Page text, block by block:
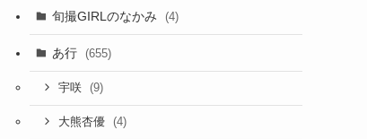
旬撮GIRLのなかみ (4)
あ行 (655)
宇咲 (9)
大熊杏優 (4)